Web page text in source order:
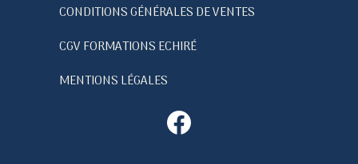
CONDITIONS GÉNÉRALES DE VENTES
CGV FORMATIONS ECHIRÉ
MENTIONS LÉGALES
Facebook